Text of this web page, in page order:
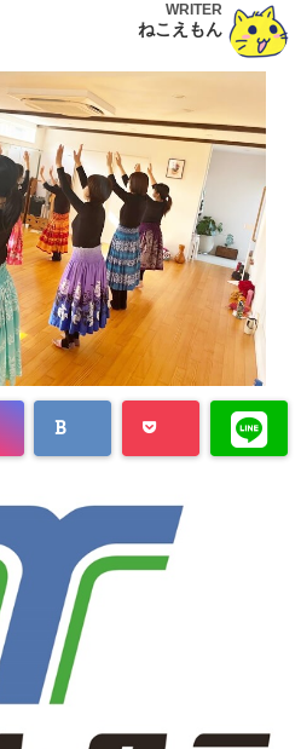
WRITER
ねこえもん